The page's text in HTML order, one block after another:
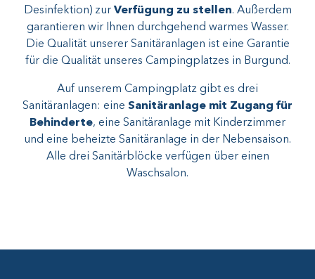
Desinfektion) zur Verfügung zu stellen. Außerdem
garantieren wir Ihnen durchgehend warmes Wasser.
Die Qualität unserer Sanitäranlagen ist eine Garantie
für die Qualität unseres Campingplatzes in Burgund.
Auf unserem Campingplatz gibt es drei
Sanitäranlagen: eine Sanitäranlage mit Zugang für
Behinderte, eine Sanitäranlage mit Kinderzimmer
und eine beheizte Sanitäranlage in der Nebensaison.
Alle drei Sanitärblöcke verfügen über einen
Waschsalon.